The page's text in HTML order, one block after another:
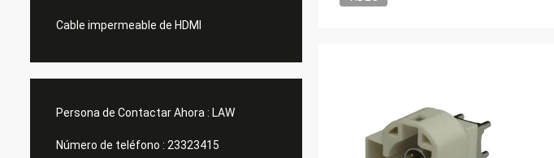
Cable impermeable de HDMI
Persona de Contactar Ahora : LAW
Número de teléfono : 23323415